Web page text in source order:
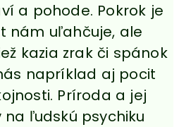
a pohode. Pokrok je
nám uľahčuje, ale
kazia zrak či spánok
napríklad aj pocit
Príroda a jej
ľudskú psychiku